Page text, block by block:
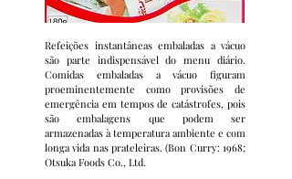
Refeições instantâneas embaladas a vácuo
são parte indispensável do menu diário.
Comidas embaladas a vácuo figuram
proeminentemente como provisões de
emergência em tempos de catástrofes, pois
são embalagens que podem ser
armazenadas à temperatura ambiente e com
longa vida nas prateleiras. (Bon Curry: 1968;
Otsuka Foods Co., Ltd.